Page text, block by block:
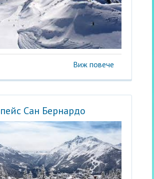
Виж повече
Сан Бернардо